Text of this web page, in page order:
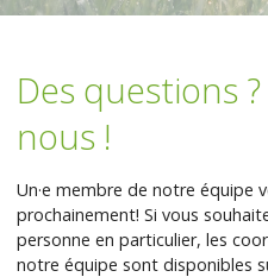
Des questions
nous !
Un·e membre de notre équipe
prochainement! Si vous
personne en particulier, les
notre équipe sont disponibles